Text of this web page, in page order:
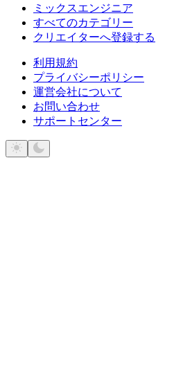
ミックスエンジニア
すべてのカテゴリー
クリエイターへ登録する
利用規約
プライバシーポリシー
運営会社について
お問い合わせ
サポートセンター